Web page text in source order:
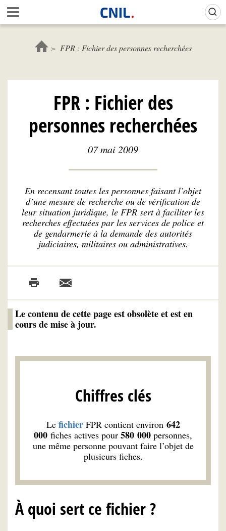
Aller
au
contenu
c
l
C
N
I
L
FPR : Fichier des personnes recherchées
FPR : Fichier des
personnes recherchées
07 mai 2009
En recensant toutes les personnes faisant l’objet
d’une mesure de recherche ou de vérification de
leur situation juridique, le FPR sert à faciliter les
recherches effectuées par les services de police et
de gendarmerie à la demande des autorités
judiciaires, militaires ou administratives.
Le contenu de cette page est obsolète et est en
cours de mise à jour.
Chiffres clés
Le fichierFPR contient environ 642
000 fiches actives pour 580 000 personnes,
une même personne pouvant faire l’objet de
plusieurs fiches.
À quoi sert ce fichier ?